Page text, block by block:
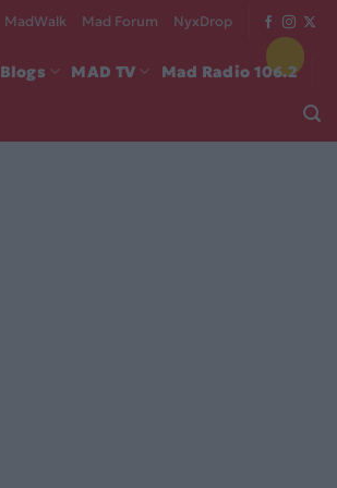
MadWalk Mad Forum NyxDrop
Blogs MAD TV Mad Radio 106.2